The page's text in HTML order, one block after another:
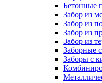
Бетонные
Забор из
Забор из
Забор из
Забор из
Заборные
Заборы с